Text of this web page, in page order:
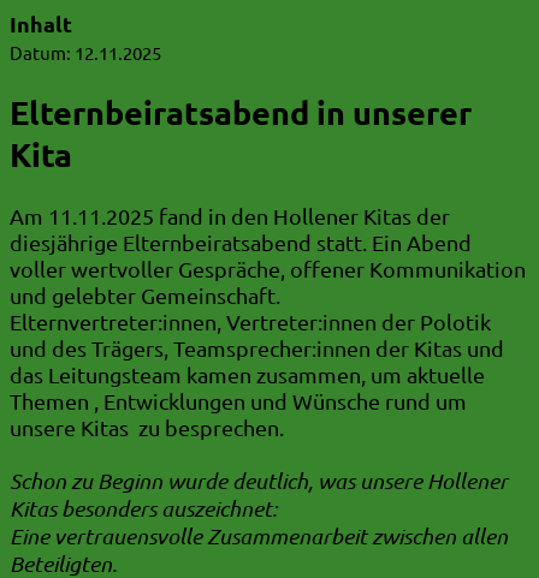
Inhalt
Datum: 12.11.2025
Elternbeiratsabend in unserer
Kita
Am 11.11.2025 fand in den Hollener Kitas der
diesjährige Elternbeiratsabend statt. Ein Abend
voller wertvoller Gespräche, offener Kommunikation
und gelebter Gemeinschaft.
Elternvertreter:innen, Vertreter:innen der Polotik
und des Trägers, Teamsprecher:innen der Kitas und
das Leitungsteam kamen zusammen, um aktuelle
Themen , Entwicklungen und Wünsche rund um
unsere Kitas zu besprechen.
Schon zu Beginn wurde deutlich, was unsere Hollener
Kitas besonders auszeichnet:
Eine vertrauensvolle Zusammenarbeit zwischen allen
Beteiligten.